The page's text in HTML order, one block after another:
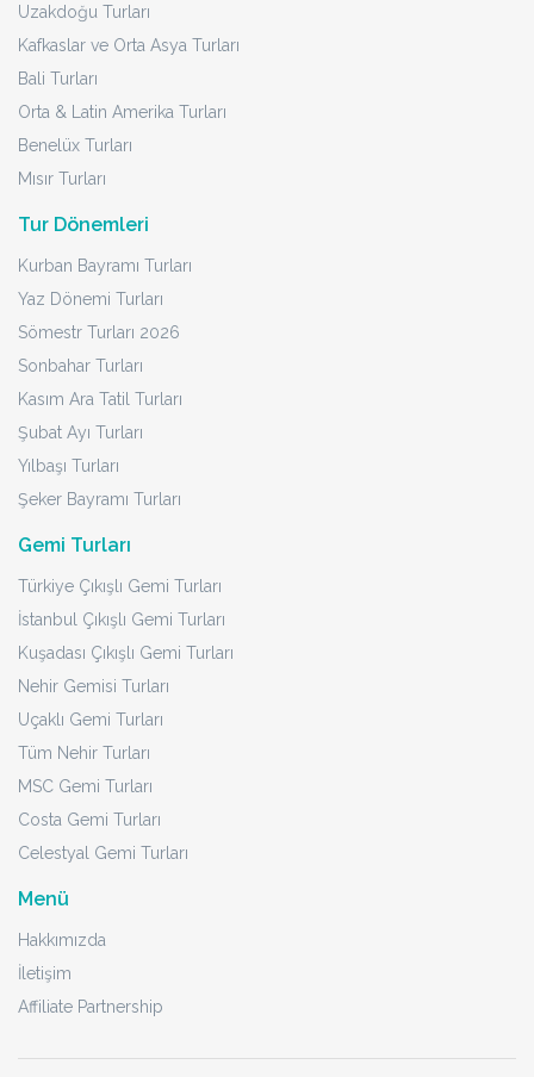
Uzakdoğu Turları
Kafkaslar ve Orta Asya Turları
Bali Turları
Orta & Latin Amerika Turları
Benelüx Turları
Mısır Turları
Tur Dönemleri
Kurban Bayramı Turları
Yaz Dönemi Turları
Sömestr Turları 2026
Sonbahar Turları
Kasım Ara Tatil Turları
Şubat Ayı Turları
Yılbaşı Turları
Şeker Bayramı Turları
Gemi Turları
Türkiye Çıkışlı Gemi Turları
İstanbul Çıkışlı Gemi Turları
Kuşadası Çıkışlı Gemi Turları
Nehir Gemisi Turları
Uçaklı Gemi Turları
Tüm Nehir Turları
MSC Gemi Turları
Costa Gemi Turları
Celestyal Gemi Turları
Menü
Hakkımızda
İletişim
Affiliate Partnership